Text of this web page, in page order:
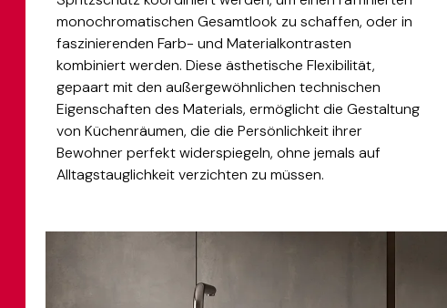
monochromatischen Gesamtlook zu schaffen, oder in
faszinierenden Farb- und Materialkontrasten
kombiniert werden. Diese ästhetische Flexibilität,
gepaart mit den außergewöhnlichen technischen
Eigenschaften des Materials, ermöglicht die Gestaltung
von Küchenräumen, die die Persönlichkeit ihrer
Bewohner perfekt widerspiegeln, ohne jemals auf
Alltagstauglichkeit verzichten zu müssen.